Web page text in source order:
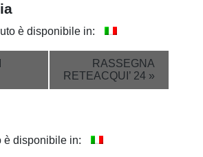
è disponibile in:
RASSEGNA
RETEACQUI’ 24 »
è disponibile in: